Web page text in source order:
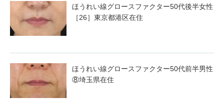
ほうれい線グロースファクター50代後半女性
［26］東京都港区在住
ほうれい線グロースファクター50代前半男性
⑧埼玉県在住